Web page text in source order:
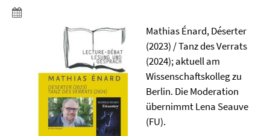
Mathias Énard, Déserter
(2023) / Tanz des Verrats
(2024); aktuell am
Wissenschaftskolleg zu
Berlin. Die Moderation
übernimmt Lena Seauve
(FU).